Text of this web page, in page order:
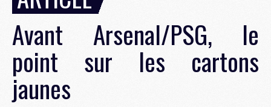
Avant Arsenal/PSG, le
point sur les cartons
jaunes